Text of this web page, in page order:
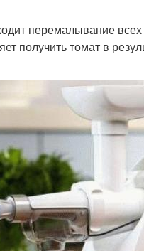
перемалывание всех
получить томат в